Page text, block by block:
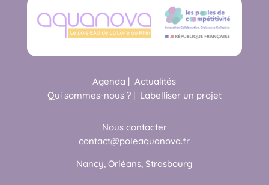
Agenda |Actualités
Qui sommes-nous ?| Labelliser un projet
Nous contacter
contact@poleaquanova.fr
Nancy, Orléans, Strasbourg